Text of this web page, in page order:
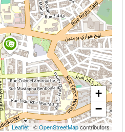
+
−
Leaflet| ©OpenStreetMapcontributors